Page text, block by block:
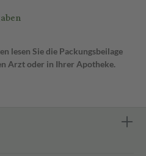
lesen Sie die Packungsbeilage
Arzt oder in Ihrer Apotheke.